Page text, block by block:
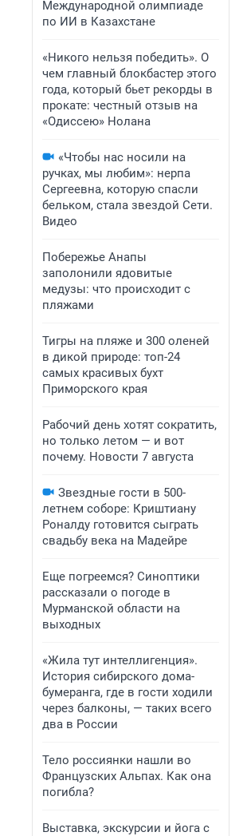
Международной олимпиаде
по ИИ в Казахстане
«Никого нельзя победить». О
чем главный блокбастер этого
года, который бьет рекорды в
прокате: честный отзыв на
«Одиссею» Нолана
«Чтобы нас носили на
ручках, мы любим»: нерпа
Сергеевна, которую спасли
бельком, стала звездой Сети.
Видео
Побережье Анапы
заполонили ядовитые
медузы: что происходит с
пляжами
Тигры на пляже и 300 оленей
в дикой природе: топ-24
самых красивых бухт
Приморского края
Рабочий день хотят сократить,
но только летом — и вот
почему. Новости 7 августа
Звездные гости в 500-
летнем соборе: Криштиану
Роналду готовится сыграть
свадьбу века на Мадейре
Еще погреемся? Синоптики
рассказали о погоде в
Мурманской области на
выходных
«Жила тут интеллигенция».
История сибирского дома-
бумеранга, где в гости ходили
через балконы, — таких всего
два в России
Тело россиянки нашли во
Французских Альпах. Как она
погибла?
Выставка, экскурсии и йога с